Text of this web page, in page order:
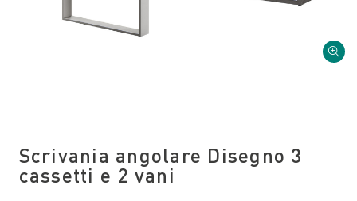
Scrivania angolare Disegno 3
cassetti e 2 vani